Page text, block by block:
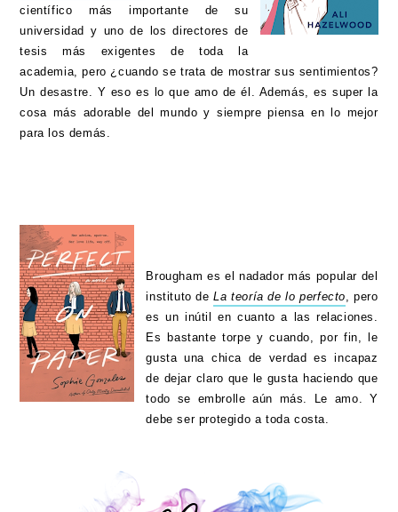
científico más importante de su
universidad y uno de los directores de
tesis más exigentes de toda la
academia, pero ¿cuando se trata de mostrar sus sentimientos?
Un desastre. Y eso es lo que amo de él. Además, es super la
cosa más adorable del mundo y siempre piensa en lo mejor
para los demás.
Brougham es el nadador más popular del
instituto deLa teoría de lo perfecto, pero
es un inútil en cuanto a las relaciones.
Es bastante torpe y cuando, por fin, le
gusta una chica de verdad es incapaz
de dejar claro que le gusta haciendo que
todo se embrolle aún más. Le amo. Y
debe ser protegido a toda costa.